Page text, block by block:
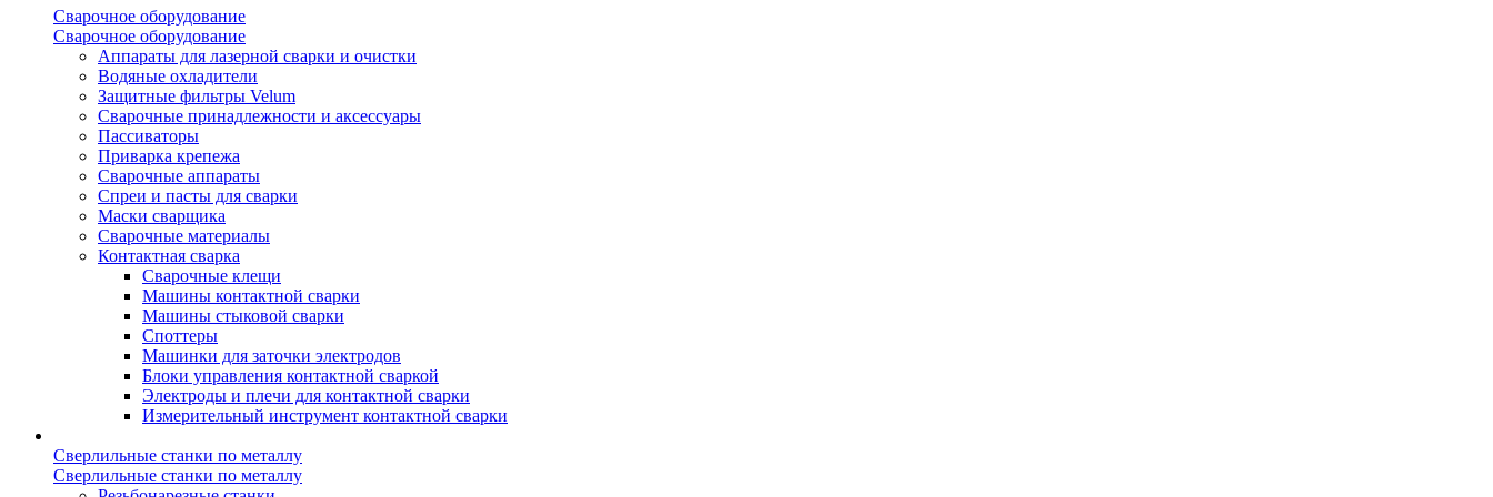
Сварочное оборудование
Сварочное оборудование
Аппараты для лазерной сварки и очистки
Водяные охладители
Защитные фильтры Velum
Сварочные принадлежности и аксессуары
Пассиваторы
Приварка крепежа
Сварочные аппараты
Спреи и пасты для сварки
Маски сварщика
Сварочные материалы
Контактная сварка
Сварочные клещи
Машины контактной сварки
Машины стыковой сварки
Споттеры
Машинки для заточки электродов
Блоки управления контактной сваркой
Электроды и плечи для контактной сварки
Измерительный инструмент контактной сварки
Сверлильные станки по металлу
Сверлильные станки по металлу